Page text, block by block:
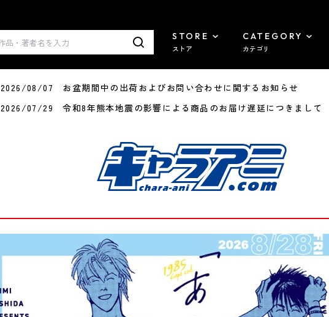
STORE
ストア
CATEGORY
カテゴリ
2026/08/07 お盆期間中の出荷およびお問い合わせに関するお知らせ
2026/07/29 令和8年熊本地震の影響による商品のお届け遅延につきまして